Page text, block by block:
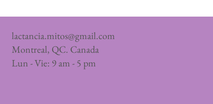
lactancia.mitos@gmail.com
Montreal, QC. Canada
Lun - Vie: 9 am - 5 pm